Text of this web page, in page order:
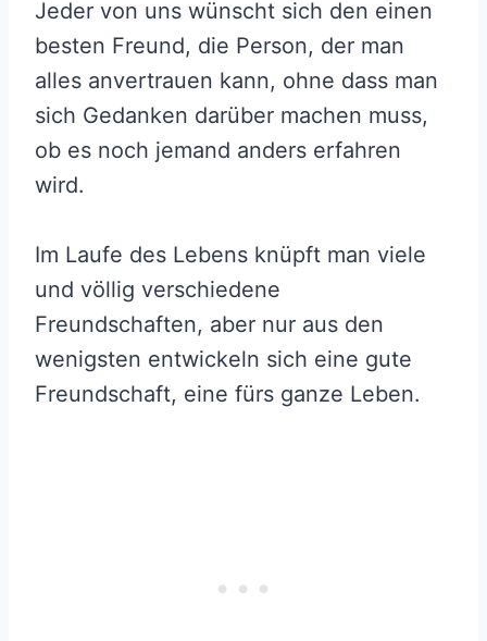
Jeder von uns wünscht sich den einen
besten Freund, die Person, der man
alles anvertrauen kann, ohne dass man
sich Gedanken darüber machen muss,
ob es noch jemand anders erfahren
wird.
Im Laufe des Lebens knüpft man viele
und völlig verschiedene
Freundschaften, aber nur aus den
wenigsten entwickeln sich eine gute
Freundschaft, eine fürs ganze Leben.